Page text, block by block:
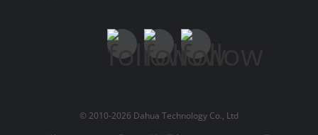
© 2010-2026 Dahua Technology Co., Ltd